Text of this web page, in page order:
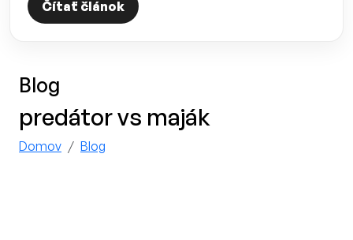
Čítať článok
Blog
predátor vs maják
Domov Blog